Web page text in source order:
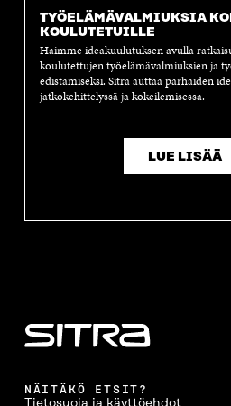
TYÖ­ELÄMÄ­VALMIUKSIA
KOULUTETUILLE
Haimme ideakuulutuksen avulla
koulutettujen työelämävalmiuksien ja
edistämiseksi. Sitra auttaa parhaiden
jatkokehittelyssä ja kokeilemisessa.
LUE LISÄÄ
NÄITÄKÖ ETSIT?